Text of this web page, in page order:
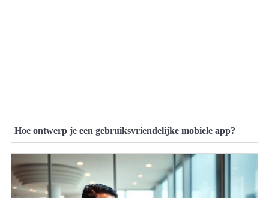
Hoe ontwerp je een gebruiksvriendelijke mobiele app?